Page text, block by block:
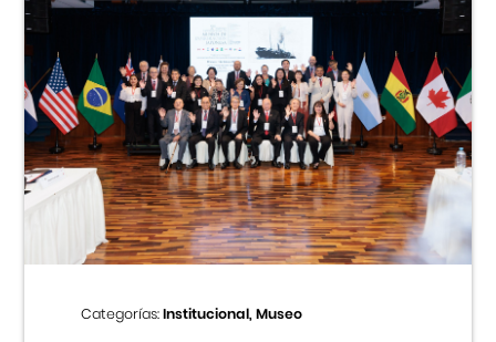
Categorías:Institucional, Museo